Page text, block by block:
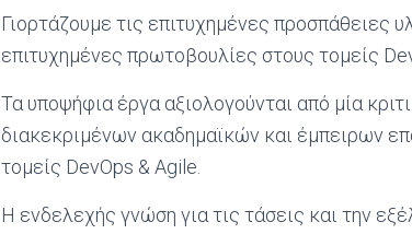
Γιορτάζουμε τις επιτυχημένες προσπάθειες
επιτυχημένες πρωτοβουλίες στους τομείς
Τα υποψήφια έργα αξιολογούνται από μία
διακεκριμένων ακαδημαϊκών και έμπειρων
τομείς DevOps & Agile.
Η ενδελεχής γνώση για τις τάσεις και την